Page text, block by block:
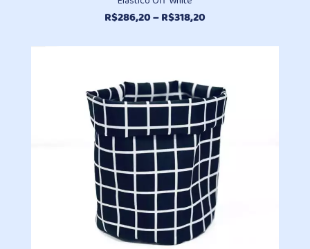
R$286,20–R$318,20Faixa
preço:
R$318,20